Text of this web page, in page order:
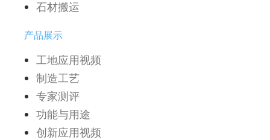
石材搬运
产品展示
工地应用视频
制造工艺
专家测评
功能与用途
创新应用视频